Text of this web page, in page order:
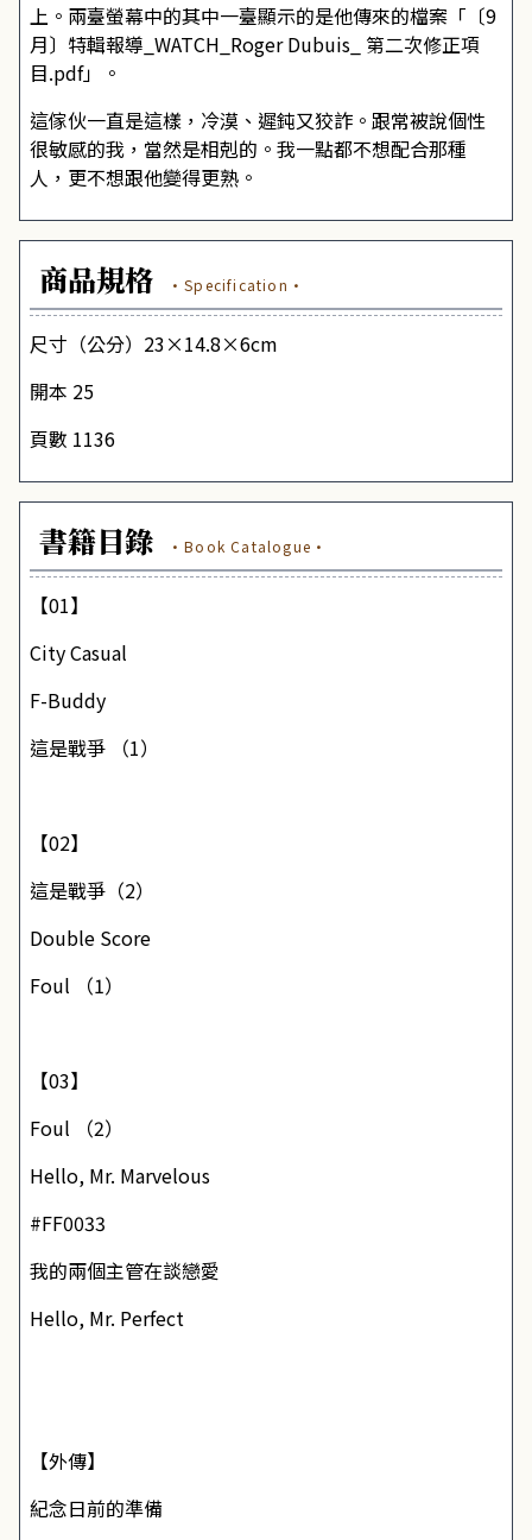
上。兩臺螢幕中的其中一臺顯示的是他傳來的檔案「〔9
月〕特輯報導_WATCH_Roger Dubuis_ 第二次修正項
目.pdf」。
這傢伙一直是這樣，冷漠、遲鈍又狡詐。跟常被說個性
很敏感的我，當然是相剋的。我一點都不想配合那種
人，更不想跟他變得更熟。
商品規格 ·Specification·
尺寸（公分）23×14.8×6cm
開本 25
頁數 1136
書籍目錄 ·Book Catalogue·
【01】
City Casual
F-Buddy
這是戰爭 （1）
【02】
這是戰爭（2）
Double Score
Foul （1）
【03】
Foul （2）
Hello, Mr. Marvelous
#FF0033
我的兩個主管在談戀愛
Hello, Mr. Perfect
【外傳】
紀念日前的準備